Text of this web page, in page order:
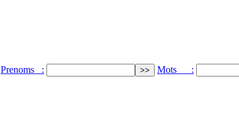
Prenoms : Mots :